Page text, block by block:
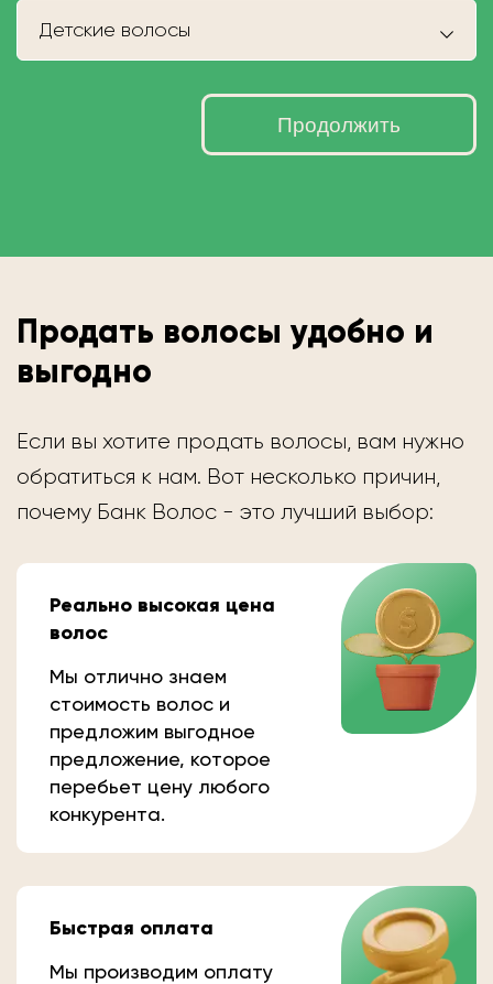
Детские волосы
Продолжить
Продать волосы удобно и
выгодно
Если вы хотите продать волосы, вам нужно
обратиться к нам. Вот несколько причин,
почему Банк Волос - это лучший выбор:
Реально высокая цена
волос
Мы отлично знаем
стоимость волос и
предложим выгодное
предложение, которое
перебьет цену любого
конкурента.
Быстрая оплата
Мы производим оплату